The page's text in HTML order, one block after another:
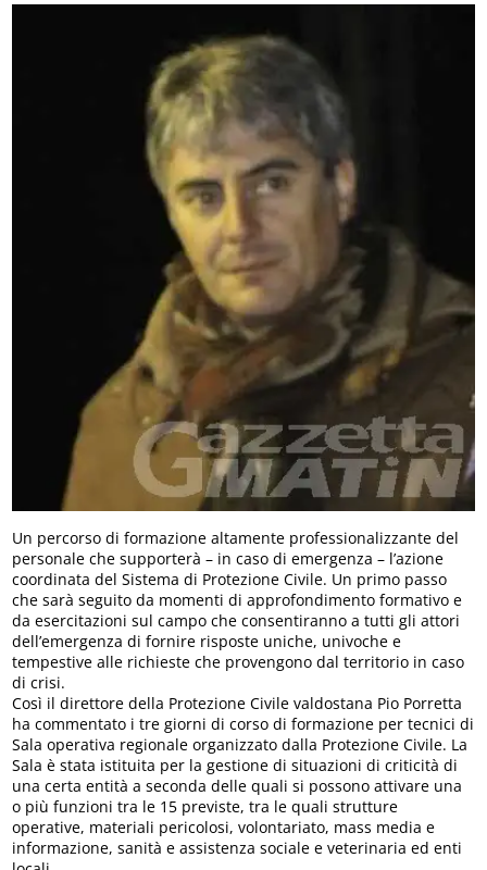
Un percorso di formazione altamente professionalizzante del
personale che supporterà – in caso di emergenza – l’azione
coordinata del Sistema di Protezione Civile. Un primo passo
che sarà seguito da momenti di approfondimento formativo e
da esercitazioni sul campo che consentiranno a tutti gli attori
dell’emergenza di fornire risposte uniche, univoche e
tempestive alle richieste che provengono dal territorio in caso
di crisi.
Così il direttore della Protezione Civile valdostana Pio Porretta
ha commentato i tre giorni di corso di formazione per tecnici di
Sala operativa regionale organizzato dalla Protezione Civile. La
Sala è stata istituita per la gestione di situazioni di criticità di
una certa entità a seconda delle quali si possono attivare una
o più funzioni tra le 15 previste, tra le quali strutture
operative, materiali pericolosi, volontariato, mass media e
informazione, sanità e assistenza sociale e veterinaria ed enti